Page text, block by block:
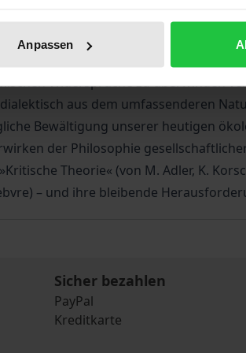
Anpassen
nicht zu bewältigen vermag,
entfremdeten und verkehrten
Widersprüche zu überwinden
aus dem umfassenderen
Bewältigung unserer heutigen
der Philosophie
Theorie« (von M. Adler, K.
– und ihre bleibende
Sicher bezahlen
PayPal
Kreditkarte